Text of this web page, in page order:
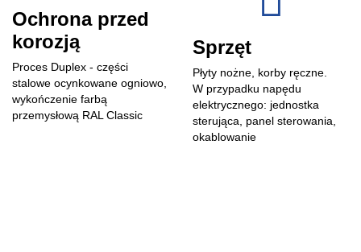
Ochrona przed
korozją
Proces Duplex - części
stalowe ocynkowane ogniowo,
wykończenie farbą
przemysłową RAL Classic
Sprzęt
Płyty nożne, korby ręczne.
W przypadku napędu
elektrycznego: jednostka
sterująca, panel sterowania,
okablowanie